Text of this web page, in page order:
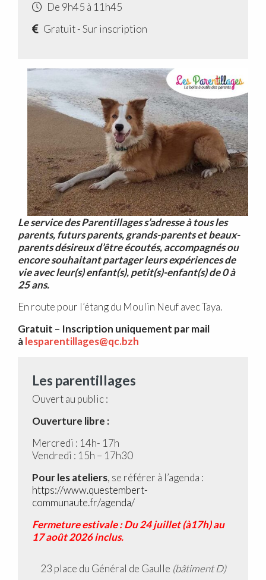
De 9h45 à 11h45
Gratuit - Sur inscription
Le service des Parentillages s’adresse à tous les
parents, futurs parents, grands-parents et beaux-
parents désireux d’être écoutés, accompagnés ou
encore souhaitant partager leurs expériences de
vie avec leur(s) enfant(s), petit(s)-enfant(s) de 0 à
25 ans.
En route pour l’étang du Moulin Neuf avec Taya.
Gratuit – Inscription uniquement par mail
àlesparentillages@qc.bzh
Les parentillages
Ouvert au public :
Ouverture libre :
Mercredi : 14h- 17h
Vendredi : 15h – 17h30
Pour les ateliers, se référer à l’agenda :
https://www.questembert-
communaute.fr/agenda/
Fermeture estivale : Du 24 juillet (à17h) au
17 août 2026 inclus.
23 place du Général de Gaulle (bâtiment D)